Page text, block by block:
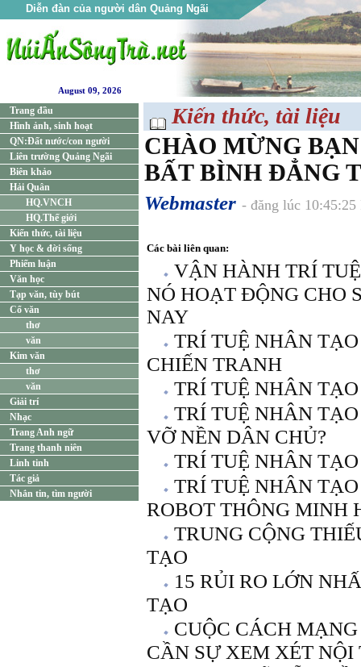
Diễn đàn của người dân Quảng Ngãi
August 09, 2026
Trang đầu
Hình ảnh, sinh hoạt
QN:Đất nước/con người
Liên trường Quảng Ngãi
Biên khảo
Hải Quân
HQ.VNCH
HQ.Thế giới
Kiến thức, tài liệu
Y học & đời sống
Phiếm luận
Văn học
Tạp văn, tùy bút
Cổ văn
thơ
văn
Kim văn
thơ
văn
Giải trí
Nhạc
Trang Anh ngữ
Trang thanh niên
Linh tinh
Tác giả
Nhắn tin, tìm người
Kiến thức, tài liệu
CHÀO MỪNG
BẤT BÌNH ĐẲNG
Webmaster - đăng lúc
Các bài liên quan:
VẬN HÀNH TRÍ
NÓ HOẠT ĐỘNG CHO
NAY
TRÍ TUỆ NHÂN
CHIẾN TRANH
TRÍ TUỆ NHÂN
TRÍ TUỆ NHÂN
VỠ NỀN DÂN CHỦ?
TRÍ TUỆ NHÂN
TRÍ TUỆ NHÂN
ROBOT THÔNG MINH
TRUNG CỘNG
TẠO
15 RỦI RO LỚN
TẠO
CUỘC CÁCH
CẦN SỰ XEM XÉT